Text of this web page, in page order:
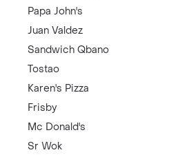
Papa John's
Juan Valdez
Sandwich Qbano
Tostao
Karen's Pizza
Frisby
Mc Donald's
Sr Wok